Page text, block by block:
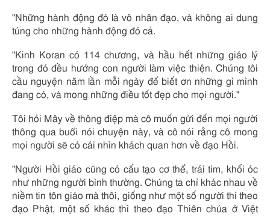
"Những hành động đó là vô nhân đạo, và không ai dung
túng cho những hành động đó cả.
"Kinh Koran có 114 chương, và hầu hết những giáo lý
trong đó đều hướng con người làm việc thiện. Chúng tôi
cầu nguyện năm lần mỗi ngày để biết ơn những gì mình
đang có, và mong những điều tốt đẹp cho mọi người."
Tôi hỏi Mây về thông điệp mà cô muốn gửi đến mọi người
thông qua buổi nói chuyện này, và cô nói rằng cô mong
mọi người sẽ có cái nhìn khách quan hơn về đạo Hồi.
"Người Hồi giáo cũng có cấu tạo cơ thể, trái tim, khối óc
như những người bình thường. Chúng ta chỉ khác nhau về
niềm tin tôn giáo mà thôi, giống như một số người thì theo
đạo Phật, một số khác thì theo đạo Thiên chúa ở Việt